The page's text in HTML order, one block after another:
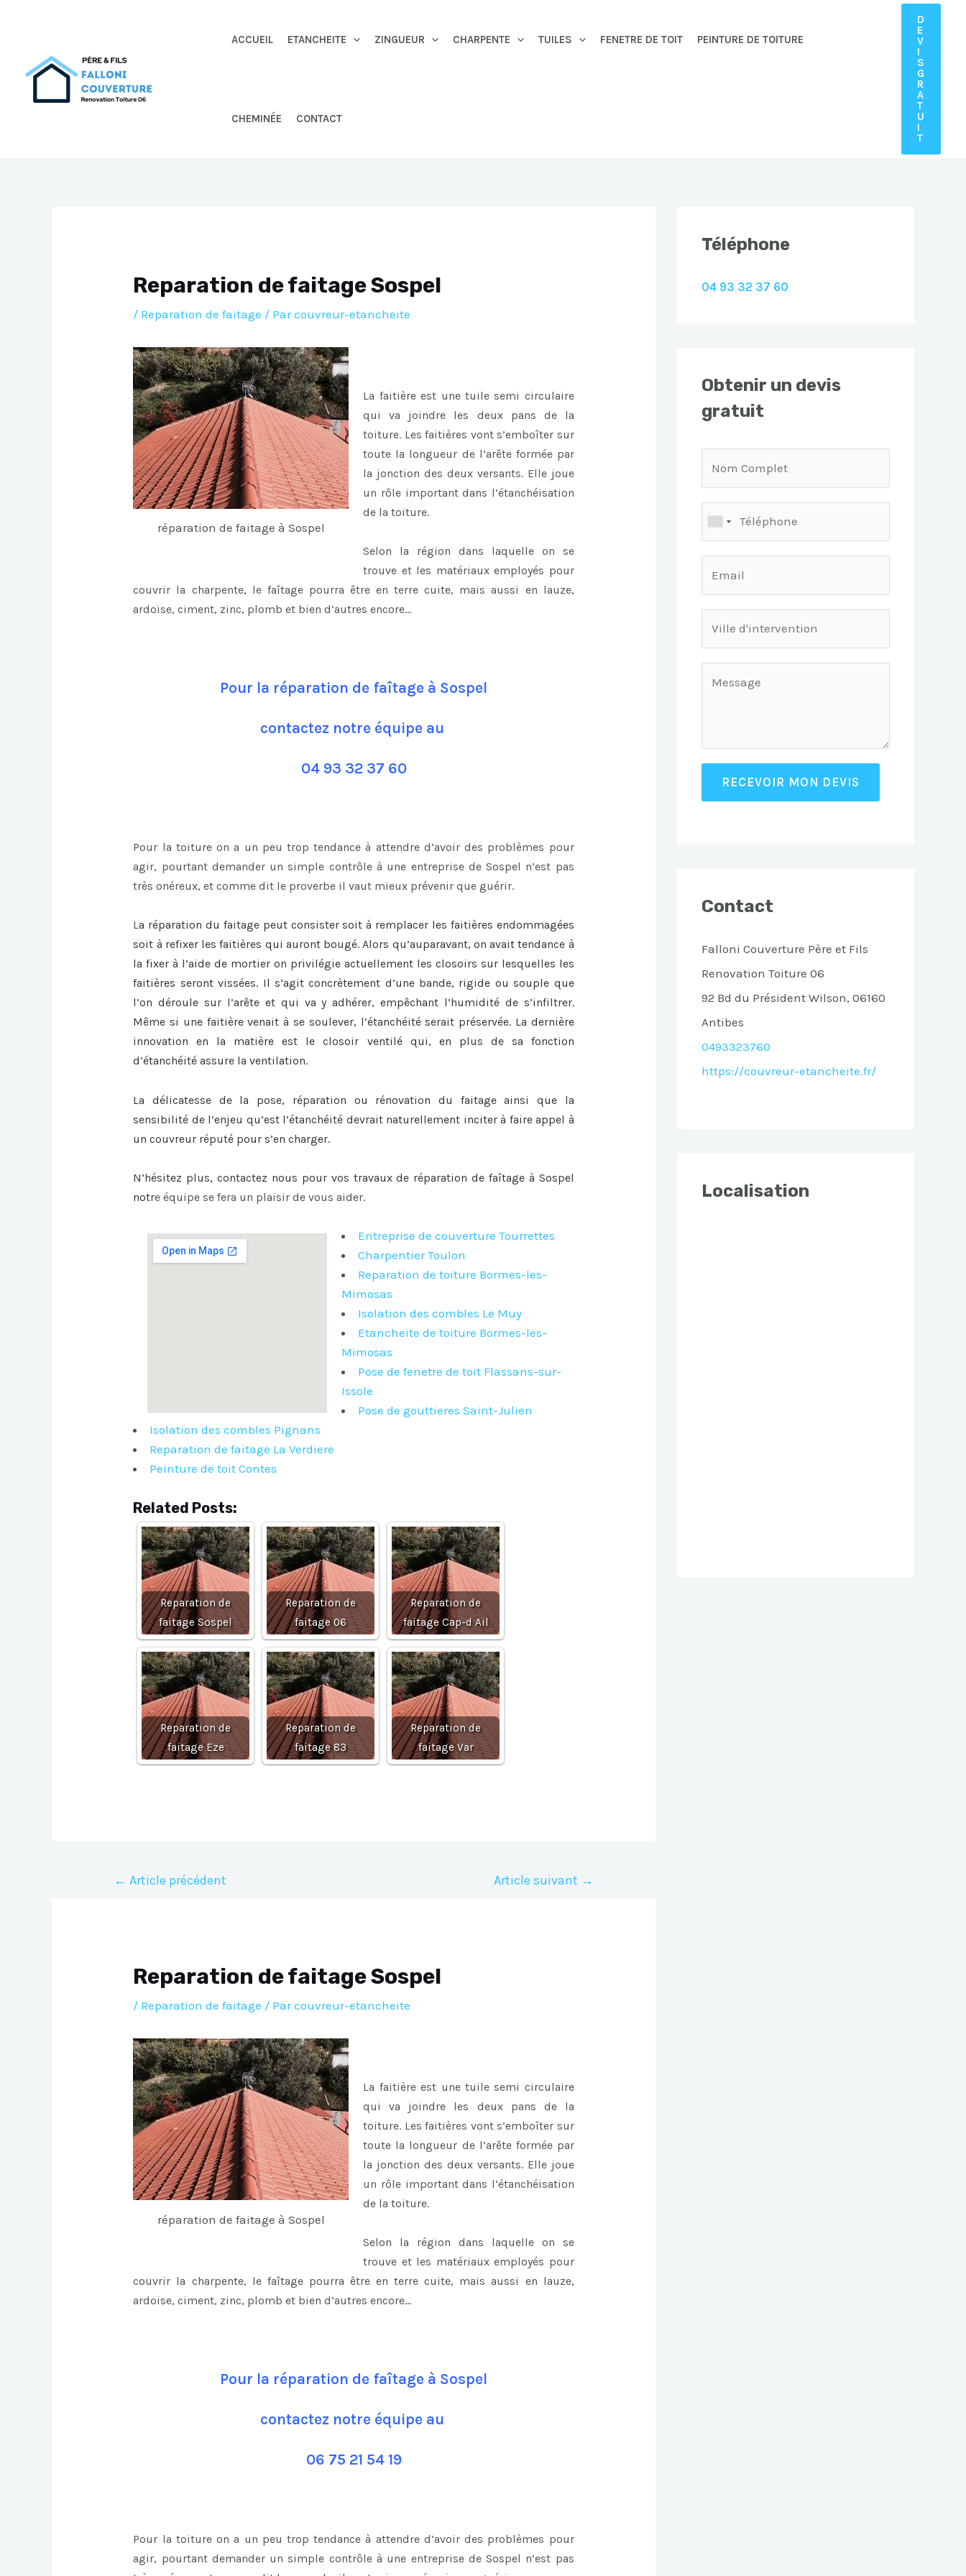
ACCUEIL ETANCHEITE ZINGUEUR CHARPENTE TUILES FENETRE DE TOIT PEINTURE DE TOITURE
CHEMINÉE CONTACT
D
E
V
I
S
G
R
A
T
U
I
T
Reparation de faitage Sospel
/ Reparation de faitage / Parcouvreur-etancheite
réparation de faitage à Sospel
La faitière est une tuile semi circulaire
qui va joindre les deux pans de la
toiture. Les faitières vont s’emboîter sur
toute la longueur de l’arête formée par
la jonction des deux versants. Elle joue
un rôle important dans l’étanchéisation
de la toiture.
Selon la région dans laquelle on se
trouve et les matériaux employés pour
couvrir la charpente, le faîtage pourra être en terre cuite, mais aussi en lauze,
ardoise, ciment, zinc, plomb et bien d’autres encore…
Pour la réparation de faîtage à Sospel
contactez notre équipe au
04 93 32 37 60
Pour la toiture on a un peu trop tendance à attendre d’avoir des problèmes pour
agir, pourtant demander un simple contrôle à une entreprise de Sospel n’est pas
très onéreux, et comme dit le proverbe il vaut mieux prévenir que guérir.
La réparation du faitage peut consister soit à remplacer les faitières endommagées
soit à refixer les faitières qui auront bougé. Alors qu’auparavant, on avait tendance à
la fixer à l’aide de mortier on privilégie actuellement les closoirs sur lesquelles les
faitières seront vissées. Il s’agit concrètement d’une bande, rigide ou souple que
l’on déroule sur l’arête et qui va y adhérer, empêchant l’humidité de s’infiltrer.
Même si une faitière venait à se soulever, l’étanchéité serait préservée. La dernière
innovation en la matière est le closoir ventilé qui, en plus de sa fonction
d’étanchéité assure la ventilation.
La délicatesse de la pose, réparation ou rénovation du faitageainsi que la
sensibilité de l’enjeu qu’est l’étanchéité devrait naturellement inciter à faire appel à
un couvreur réputé pour s’en charger.
N’hésitez plus, contactez nous pour vos travaux de réparation de faîtage à Sospel
notre équipe se fera un plaisir de vous aider.
Entreprise de couverture Tourrettes
Charpentier Toulon
Reparation de toiture Bormes-les-
Mimosas
Isolation des combles Le Muy
Etancheite de toiture Bormes-les-
Mimosas
Pose de fenetre de toit Flassans-sur-
Issole
Pose de gouttieres Saint-Julien
Isolation des combles Pignans
Reparation de faitage La Verdiere
Peinture de toit Contes
Related Posts:
Reparation de
faitage Sospel
Reparation de
faitage 06
Reparation de
faitage Cap-d Ail
Reparation de
faitage Eze
Reparation de
faitage 83
Reparation de
faitage Var
Navigation
← Article précédent Article suivant →
Reparation de faitage Sospel
/ Reparation de faitage / Parcouvreur-etancheite
réparation de faitage à Sospel
La faitière est une tuile semi circulaire
qui va joindre les deux pans de la
toiture. Les faitières vont s’emboîter sur
toute la longueur de l’arête formée par
la jonction des deux versants. Elle joue
un rôle important dans l’étanchéisation
de la toiture.
Selon la région dans laquelle on se
trouve et les matériaux employés pour
couvrir la charpente, le faîtage pourra être en terre cuite, mais aussi en lauze,
ardoise, ciment, zinc, plomb et bien d’autres encore…
Pour la réparation de faîtage à Sospel
contactez notre équipe au
06 75 21 54 19
Pour la toiture on a un peu trop tendance à attendre d’avoir des problèmes pour
agir, pourtant demander un simple contrôle à une entreprise de Sospel n’est pas
Téléphone
04 93 32 37 60
Obtenir un devis
gratuit
RECEVOIR MON DEVIS
Contact
Falloni Couverture Père et Fils
Renovation Toiture 06
92 Bd du Président Wilson, 06160
Antibes
0493323760
https://couvreur-etancheite.fr/
Localisation